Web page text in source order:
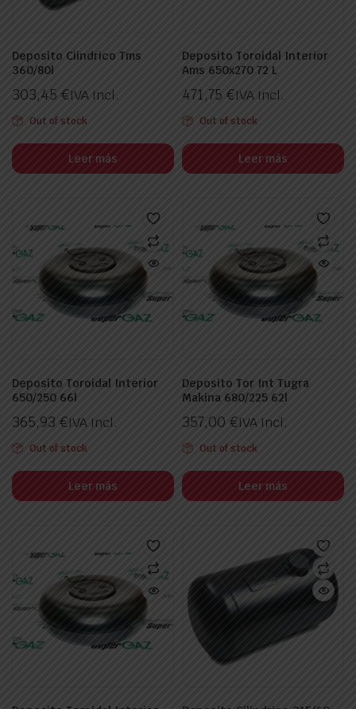
Deposito Ciindrico Tms
360/80l
303,45 €IVA Incl.
Out of stock
Leer más
Deposito Toroidal Interior
Ams 650x270 72 L
471,75 €IVA Incl.
Out of stock
Leer más
Deposito Toroidal Interior
650/250 66l
365,93 €IVA Incl.
Out of stock
Leer más
Deposito Tor Int Tugra
Makina 680/225 62l
357,00 €IVA Incl.
Out of stock
Leer más